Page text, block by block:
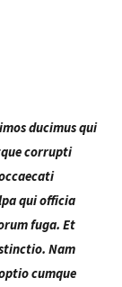
ducimus qui
corrupti
qui officia
fuga. Et
Nam
cumque